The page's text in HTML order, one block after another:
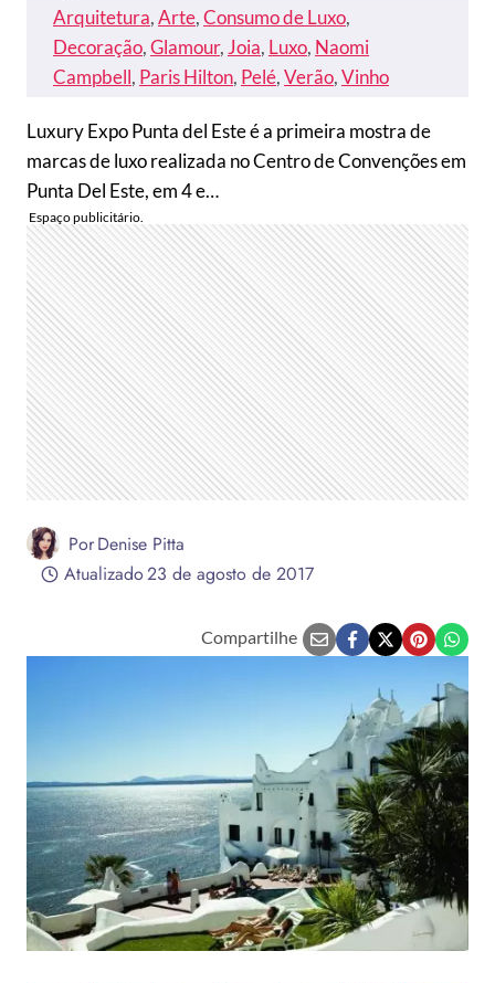
Arquitetura, Arte, Consumo de Luxo
Decoração, Glamour, Joia, Luxo, Naomi
Campbell, Paris Hilton, Pelé, Verão, Vinho
Luxury Expo Punta del Este é a primeira mostra de
marcas de luxo realizada no Centro de Convenções em
Punta Del Este, em 4 e…
PorDenise Pitta
Atualizado23 de agosto de 2017
Compartilhe